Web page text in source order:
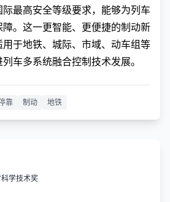
最高安全等级要求，能够为列车
。这一更智能、更便捷的制动新
于地铁、城际、市域、动车组等
车多系统融合控制技术发展。
靠 制动 地铁
学技术奖